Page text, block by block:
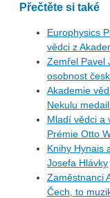
Přečtěte si také
Europhysics
vědci z
Zemřel Pavel
osobnost
Akademie
Nekulu
Mladí vědci a
Prémie Otto
Knihy Hynais
Josefa Hlávky
Zaměstnanci
Čech, to